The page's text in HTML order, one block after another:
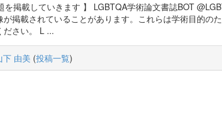
を掲載していきます 】 LGBTQA学術論文書誌BOT
掲載されていることがあります。これらは学術目的
ださい。 L ...
下 由美 (投稿一覧)